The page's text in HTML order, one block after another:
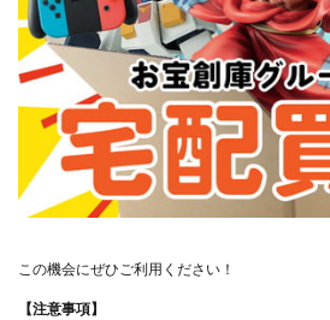
この機会にぜひご利用ください！
【注意事項】